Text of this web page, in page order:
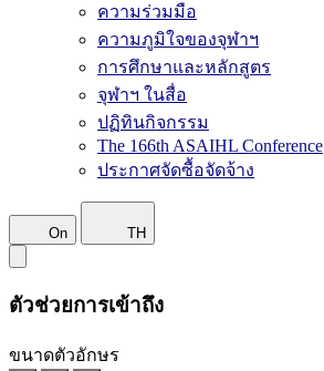
ความร่วมมือ
ความภูมิใจของจุฬาฯ
การศึกษาและหลักสูตร
จุฬาฯ ในสื่อ
ปฏิทินกิจกรรม
The 166th ASAIHL Conference
ประกาศจัดซื้อจัดจ้าง
On TH
ตัวช่วยการเข้าถึง
ขนาดตัวอักษร